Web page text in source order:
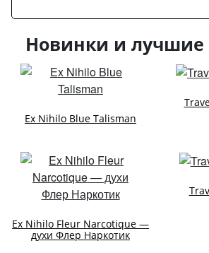
Новинки и
Ex Nihilo Blue Talisman
Ex Nihilo Fleur Narcotique —
духи Флер Наркотик